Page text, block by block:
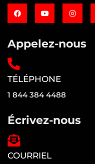
Appelez-nous
TÉLÉPHONE
1 844 384 4488
Écrivez-nous
COURRIEL